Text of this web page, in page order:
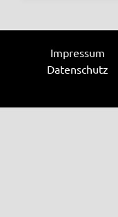
Impressum
Datenschutz